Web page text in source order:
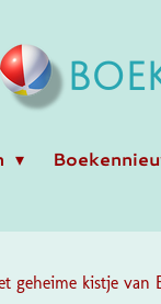
geheime kistje